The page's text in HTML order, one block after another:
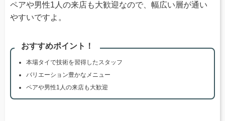
ペアや男性1人の来店も大歓迎なので、幅広い層が通い
やすいですよ。
おすすめポイント！
本場タイで技術を習得したスタッフ
バリエーション豊かなメニュー
ペアや男性1人の来店も大歓迎